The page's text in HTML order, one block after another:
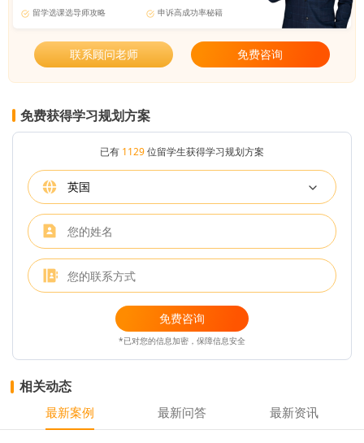
留学选课选导师攻略
申诉高成功率秘籍
联系顾问老师 免费咨询
免费获得学习规划方案
已有 1129位留学生获得学习规划方案
英国
免费咨询
*已对您的信息加密，保障信息安全
相关动态
最新案例 最新问答 最新资讯